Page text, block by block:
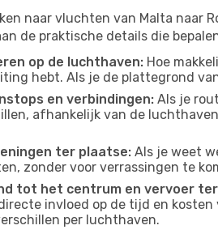
naar vluchten van Malta naar
de praktische details die
op de luchthaven: Hoe
hebt. Als je de plattegrond
en verbindingen: Als je
afhankelijk van de
ter plaatse: Als je weet
zonder voor verrassingen te
tot het centrum en vervoer
invloed op de tijd en
per luchthaven.